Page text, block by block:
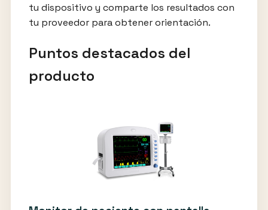
tu dispositivo y comparte los resultados con
tu proveedor para obtener orientación.
Puntos destacados del
producto